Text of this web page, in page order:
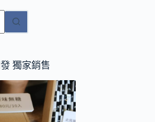
獨家銷售